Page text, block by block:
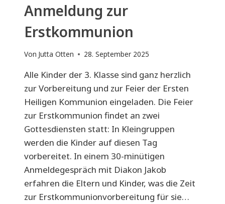
Anmeldung zur
Erstkommunion
Von Jutta Otten 28. September 2025
Alle Kinder der 3. Klasse sind ganz herzlich
zur Vorbereitung und zur Feier der Ersten
Heiligen Kommunion eingeladen. Die Feier
zur Erstkommunion findet an zwei
Gottesdiensten statt: In Kleingruppen
werden die Kinder auf diesen Tag
vorbereitet. In einem 30-minütigen
Anmeldegespräch mit Diakon Jakob
erfahren die Eltern und Kinder, was die Zeit
zur Erstkommunionvorbereitung für sie…